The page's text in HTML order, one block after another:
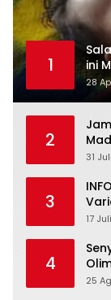
1
ini
28
2
31
3
17
4
25